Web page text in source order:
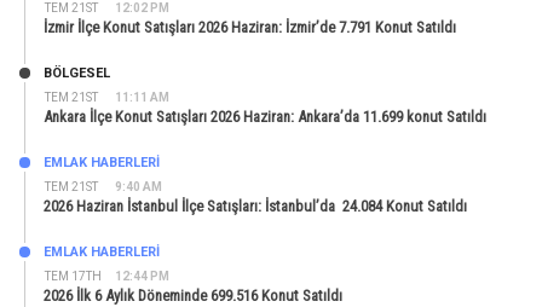
TEM 21ST 12:02 PM
İzmir İlçe Konut Satışları 2026 Haziran: İzmir’de 7.791 Konut Satıldı
TEM 21ST 11:11 AM
BÖLGESEL
Ankara İlçe Konut Satışları 2026 Haziran: Ankara’da 11.699 konut Satıldı
TEM 21ST 9:40 AM
EMLAK HABERLERI
2026 Haziran İstanbul İlçe Satışları: İstanbul’da 24.084 Konut Satıldı
TEM 17TH 12:44 PM
EMLAK HABERLERI
2026 İlk 6 Aylık Döneminde 699.516 Konut Satıldı